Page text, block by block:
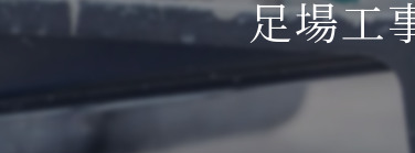
足場工